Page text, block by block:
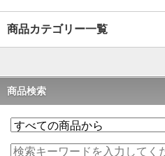
商品カテゴリー一覧
商品検索